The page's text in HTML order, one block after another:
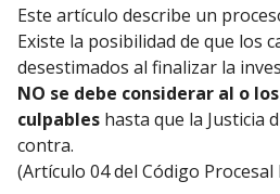
Este artículo describe un
Existe la posibilidad de que los
desestimados al finalizar la
NO se debe considerar al o
culpables hasta que la Justicia
contra.
(Artículo 04 del Código Procesal